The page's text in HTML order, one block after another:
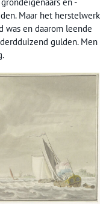
Maar het herstelwerk
en daarom leende
gulden. Men